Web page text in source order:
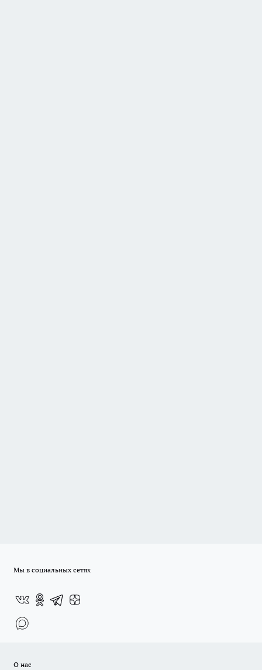
Мы в социальных сетях
О нас